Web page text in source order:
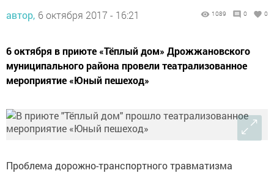
автор, 6 октября 2017 - 16:21 1089 0 0
6 октября в приюте «Тёплый дом» Дрожжановского
муниципального района провели театрализованное
мероприятие «Юный пешеход»
Проблема дорожно-транспортного травматизма